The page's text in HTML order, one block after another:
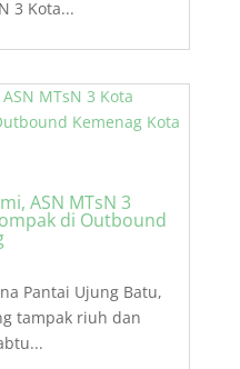
3 Kota...
ASN MTsN 3
di Outbound
Pantai Ujung Batu,
tampak riuh dan